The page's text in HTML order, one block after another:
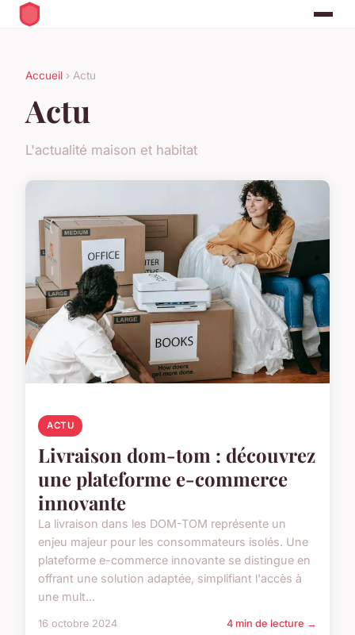
Accueil › Actu
Actu
L'actualité maison et habitat
ACTU
Livraison dom-tom : découvrez
une plateforme e-commerce
innovante
La livraison dans les DOM-TOM représente un
enjeu majeur pour les consommateurs isolés. Une
plateforme e-commerce innovante se distingue en
offrant une solution adaptée, simplifiant l'accès à
une mult...
16 octobre 2024 4 min de lecture →